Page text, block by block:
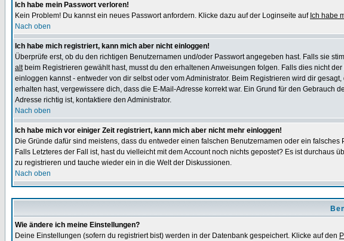
Ich habe mein Passwort verloren!
Kein Problem! Du kannst ein neues Passwort anfordern. Klicke dazu auf der Loginseite auf Ich habe
Nach oben
Ich habe mich registriert, kann mich aber nicht einloggen!
Überprüfe erst, ob du den richtigen Benutzernamen und/oder Passwort angegeben hast. Falls sie
altbeim Registrieren gewählt hast, musst du den erhaltenen Anweisungen folgen. Falls dies nicht
einloggen kannst - entweder von dir selbst oder vom Administrator. Beim Registrieren wird dir
erhalten hast, vergewissere dich, dass die E-Mail-Adresse korrekt war. Ein Grund für den
Adresse richtig ist, kontaktiere den Administrator.
Nach oben
Ich habe mich vor einiger Zeit registriert, kann mich aber nicht mehr einloggen!
Die Gründe dafür sind meistens, dass du entweder einen falschen Benutzernamen oder ein
Falls Letzteres der Fall ist, hast du vielleicht mit dem Account noch nichts gepostet? Es ist
zu registrieren und tauche wieder ein in die Welt der Diskussionen.
Nach oben
Wie ändere ich meine Einstellungen?
Deine Einstellungen (sofern du registriert bist) werden in der Datenbank gespeichert. Klicke auf den